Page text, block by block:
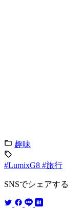
趣味
#LumixG8 #旅行
SNSでシェアする